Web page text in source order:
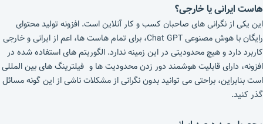
هاست ایرانی یا خارجی؟
این یکی از نگرانی های صاحبان کسب و کار آنلاین است. افزونه تولید محتوای
رایگان با هوش مصنوعی Chat GPT، برای تمام هاست ها، اعم از ایرانی و خارجی
کاربرد دارد و هیچ محدودیتی در این زمینه ندارد. الگوریتم های استفاده شده در
افزونه، دارای قابلیت هوشمند دور زدن محدودیت ها و فیلترینگ های بین المللی
است بنابراین، براحتی می توانید بدون نگرانی از مشکلات ناشی از این گونه مسائل
گذر کنید.